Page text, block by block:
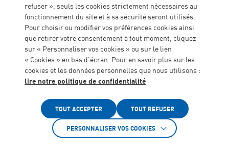
DITEP DES DEUX RIVIÈRES
CDI
Monflanquin
Educateur spécialisé
(H/F)
refuser », seuls les cookies strictement nécessaires au
fonctionnement du site et à sa sécurité seront utilisés.
Pour choisir ou modifier vos préférences cookies ainsi
que retirer votre consentement à tout moment, cliquez
sur « Personnaliser vos cookies » ou sur le lien
« Cookies » en bas d'écran. Pour en savoir plus sur les
cookies et les données personnelles que nous utilisons :
lire notre politique de confidentialité
TOUT ACCEPTER TOUT REFUSER
PERSONNALISER VOS COOKIES